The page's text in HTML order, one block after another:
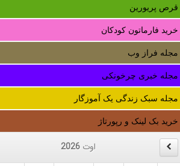
قرص پریورین
خرید فارماتون کودکان
مجله فراز وب
مجله خبری چرخونکی
مجله سبک زندگی یک آموزگار
خرید بک لینک و رپورتاژ
اوت 2026